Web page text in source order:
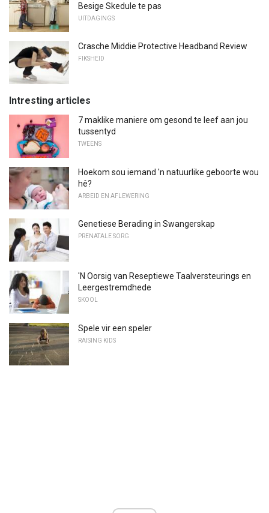
Besige Skedule te pas
UITDAGINGS
Crasche Middie Protective Headband Review
FIKSHEID
Intresting articles
7 maklike maniere om gesond te leef aan jou
tussentyd
TWEENS
Hoekom sou iemand 'n natuurlike geboorte wou
hê?
ARBEID EN AFLEWERING
Genetiese Berading in Swangerskap
PRENATALE SORG
'N Oorsig van Reseptiewe Taalversteurings en
Leergestremdhede
SKOOL
Spele vir een speler
RAISING KIDS